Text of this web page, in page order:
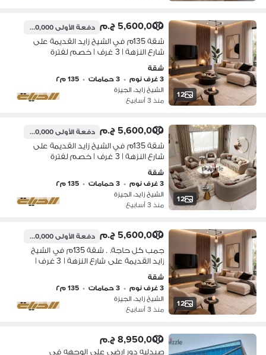
12
5,600,000 ج.م دفعة الأولى560,000 ج.م
شقة 135م في الشيخ زايد القديمة على
شارع النزهة | 3 غرف | خصم لفترة
محدودة | مقدم 10% وتقسيط 8 سنين
شقة
3 غرف نوم
• 3 حمامات • 135 م٢
الشيخ زايد، الجيزة
منذ 3 أسابيع
12
5,600,000 ج.م دفعة الأولى560,000 ج.م
شقة 135م في الشيخ زايد القديمة على
شارع النزهة | 3 غرف | خصم لفترة
محدودة | مقدم 10% وتقسيط 8 سنين
شقة
3 غرف نوم
• 3 حمامات • 135 م٢
الشيخ زايد، الجيزة
منذ 3 أسابيع
12
5,600,000 ج.م دفعة الأولى560,000 ج.م
جمب كل حاجة. . شقة 135م في الشيخ
زايد القديمة على شارع النزهة | 3 غرف |
وتقسيط على أطول فترة
شقة
3 غرف نوم
• 3 حمامات • 135 م٢
الشيخ زايد، الجيزة
منذ 3 أسابيع
8,950,000 ج.م
صيدليه دور ارضي علي الوجهه في